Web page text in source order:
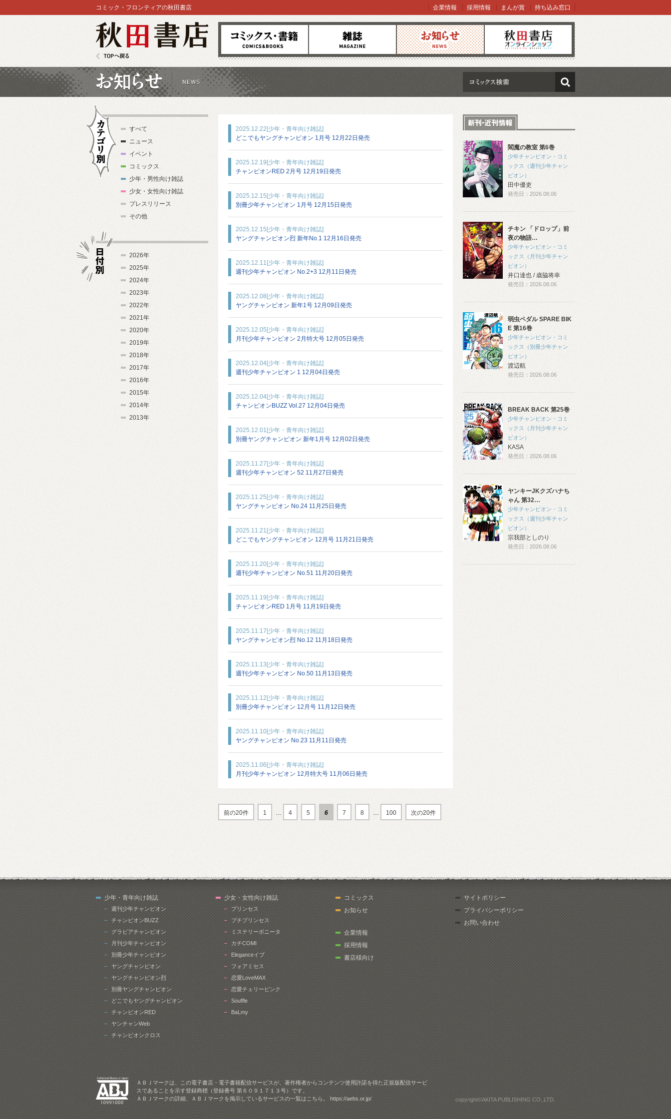
コミックス 雑誌 お知らせ オンラインショップ
コミック・フロンティアの秋田書店 企業情報 採用情報 まんが賞 持ち込み窓口
検索
2025.12.22 [少年・青年向け雑誌]
どこでもヤングチャンピオン 1月号 12月22日発売
2025.12.19 [少年・青年向け雑誌]
チャンピオンRED 2月号 12月19日発売
2025.12.15 [少年・青年向け雑誌]
別冊少年チャンピオン 1月号 12月15日発売
2025.12.15 [少年・青年向け雑誌]
ヤングチャンピオン烈 新年No.1 12月16日発売
2025.12.11 [少年・青年向け雑誌]
週刊少年チャンピオン No.2+3 12月11日発売
2025.12.08 [少年・青年向け雑誌]
ヤングチャンピオン 新年1号 12月09日発売
2025.12.05 [少年・青年向け雑誌]
月刊少年チャンピオン 2月特大号 12月05日発売
2025.12.04[少年・青年向け雑誌]
週刊少年チャンピオン 1 12月04日発売
2025.12.04[少年・青年向け雑誌]
チャンピオンBUZZ Vol.27 12月04日発売
2025.12.01 [少年・青年向け雑誌]
別冊ヤングチャンピオン 新年1月号 12月02日発売
2025.11.27 [少年・青年向け雑誌]
週刊少年チャンピオン 52 11月27日発売
2025.11.25 [少年・青年向け雑誌]
ヤングチャンピオン No.24 11月25日発売
2025.11.21 [少年・青年向け雑誌]
どこでもヤングチャンピオン 12月号 11月21日発売
2025.11.20[少年・青年向け雑誌]
週刊少年チャンピオン No.51 11月20日発売
2025.11.19 [少年・青年向け雑誌]
チャンピオンRED 1月号 11月19日発売
2025.11.17 [少年・青年向け雑誌]
ヤングチャンピオン烈 No.12 11月18日発売
2025.11.13 [少年・青年向け雑誌]
週刊少年チャンピオン No.50 11月13日発売
2025.11.12 [少年・青年向け雑誌]
別冊少年チャンピオン 12月号 11月12日発売
2025.11.10[少年・青年向け雑誌]
ヤングチャンピオン No.23 11月11日発売
2025.11.06 [少年・青年向け雑誌]
月刊少年チャンピオン 12月特大号 11月06日発売
前の20件 1 … 4 5 6 7 8 … 100 次の20件
閻魔の教室 第6巻
少年チャンピオン・コミ
ックス（週刊少年チャン
ピオン）
田中優吏
発売日：2026.08.06
チキン 「ドロップ」前
夜の物語…
少年チャンピオン・コミ
ックス（月刊少年チャン
ピオン）
井口達也 / 歳脇将幸
発売日：2026.08.06
弱虫ペダル SPARE BIK
E 第16巻
少年チャンピオン・コミ
ックス（別冊少年チャン
ピオン）
渡辺航
発売日：2026.08.06
BREAK BACK 第25巻
少年チャンピオン・コミ
ックス（月刊少年チャン
ピオン）
KASA
発売日：2026.08.06
ヤンキーJKクズハナち
ゃん 第32…
少年チャンピオン・コミ
ックス（週刊少年チャン
ピオン）
宗我部としのり
発売日：2026.08.06
すべて
ニュース
イベント
コミックス
少年・男性向け雑誌
少女・女性向け雑誌
プレスリリース
その他
2026年
2025年
2024年
2023年
2022年
2021年
2020年
2019年
2018年
2017年
2016年
2015年
2014年
2013年
少年・青年向け雑誌
週刊少年チャンピオン
チャンピオンBUZZ
グラビアチャンピオン
月刊少年チャンピオン
別冊少年チャンピオン
ヤングチャンピオン
ヤングチャンピオン烈
別冊ヤングチャンピオン
どこでもヤングチャンピオン
チャンピオンRED
ヤンチャンWeb
チャンピオンクロス
少女・女性向け雑誌
プリンセス
プチプリンセス
ミステリーボニータ
カチCOMI
Eleganceイブ
フォアミセス
恋愛LoveMAX
恋愛チェリーピンク
Souffle
BaLmy
コミックス
お知らせ
企業情報
採用情報
書店様向け
サイトポリシー
プライバシーポリシー
お問い合わせ
ＡＢＪマークは、この電子書店・電子書籍配信サービスが、著作権者からコンテンツ使用許諾を得た正規版配信サービ
スであることを示す登録商標（登録番号 第６０９１７１３号）です。
ＡＢＪマークの詳細、ＡＢＪマークを掲示しているサービスの一覧はこちら。https://aebs.or.jp/ copyright©AKITA PUBLISHING CO.,LTD.